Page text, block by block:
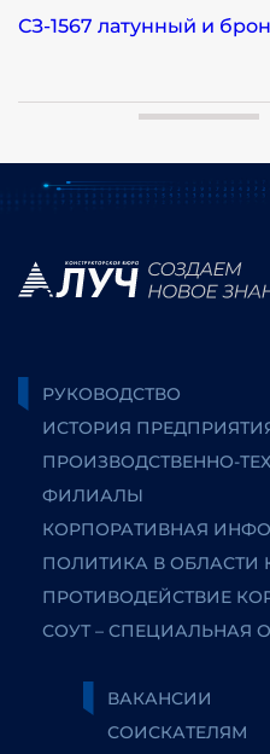
СЗ-1567 латунный и
РУКОВОДСТВО
ИСТОРИЯ
ПРОИЗВОДСТВЕННО-
ФИЛИАЛЫ
КОРПОРАТИВНАЯ
ПОЛИТИКА В ОБЛАСТИ
ПРОТИВОДЕЙСТВИЕ
СОУТ – СПЕЦИАЛЬНАЯ
ВАКАНСИИ
СОИСКАТЕЛЯМ